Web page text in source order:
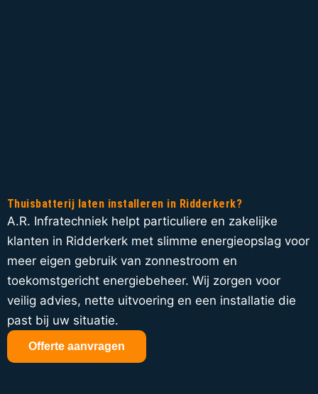
Thuisbatterij laten installeren in Ridderkerk?
A.R. Infratechniek helpt particuliere en zakelijke
klanten in Ridderkerk met slimme energieopslag voor
meer eigen gebruik van zonnestroom en
toekomstgericht energiebeheer. Wij zorgen voor
veilig advies, nette uitvoering en een installatie die
past bij uw situatie.
Offerte aanvragen